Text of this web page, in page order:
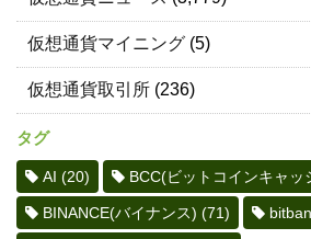
仮想通貨マイニング (5)
仮想通貨取引所 (236)
タグ
AI (20) BCC(ビットコインキャッ
BINANCE(バイナンス) (71)